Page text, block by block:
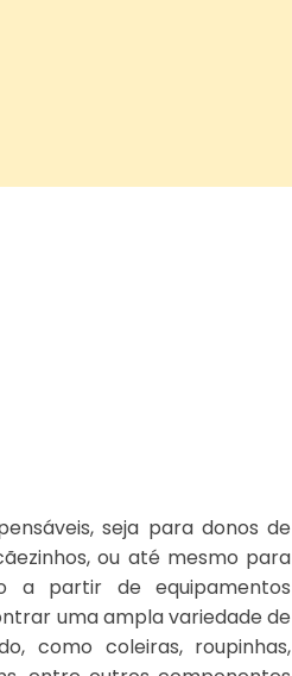
seja para donos de
ou até mesmo para
a partir de equipamentos
uma ampla variedade de
como coleiras, roupinhas,